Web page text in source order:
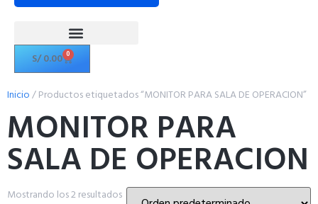
S/0.00 0
Inicio/ Productos etiquetados “MONITOR PARA SALA DE OPERACION”
MONITOR PARA
SALA DE OPERACION
Mostrando los 2 resultados